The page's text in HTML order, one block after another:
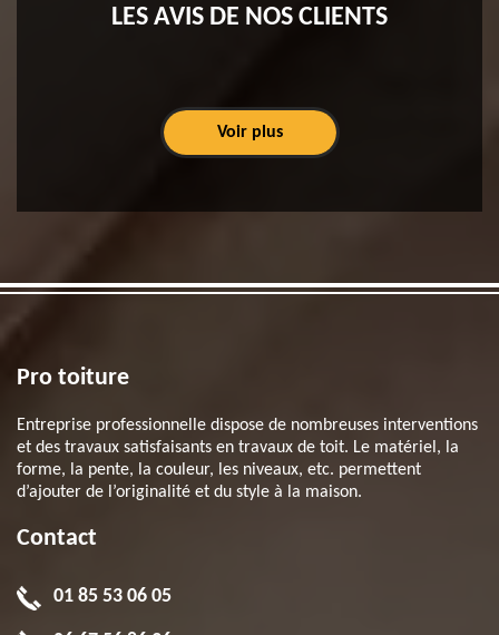
LES AVIS DE NOS CLIENTS
Voir plus
Pro toiture
Entreprise professionnelle dispose de nombreuses interventions
et des travaux satisfaisants en travaux de toit. Le matériel, la
forme, la pente, la couleur, les niveaux, etc. permettent
d’ajouter de l’originalité et du style à la maison.
Contact
01 85 53 06 05